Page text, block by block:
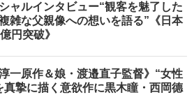
ャルインタビュー“観客を魅了した
雑な父親像への想いを語る”《日本
円突破》
淳一原作＆娘・渡邉直子監督》“女性
真摯に描く意欲作に黒木瞳・西岡德